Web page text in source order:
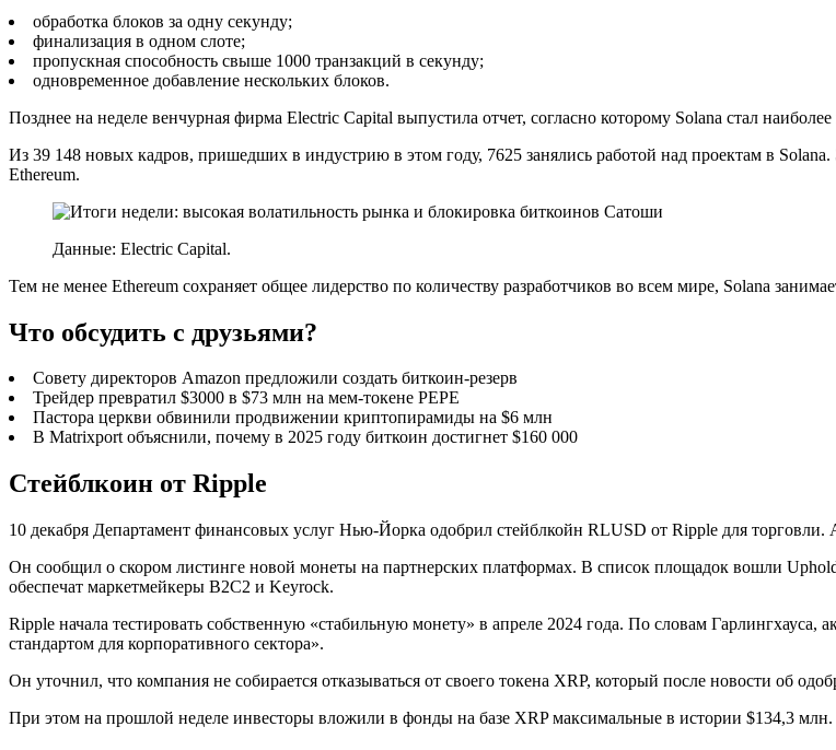
обработка блоков за одну секунду;
финализация в одном слоте;
пропускная способность свыше 1000 транзакций в секунду;
одновременное добавление нескольких блоков.
Позднее на неделе венчурная фирма Electric Capital выпустила отчет, согласно которому Solana стал
Из 39 148 новых кадров, пришедших в индустрию в этом году, 7625 занялись работой над проектам в Solana.
Ethereum.
Данные: Electric Capital.
Тем не менее Ethereum сохраняет общее лидерство по количеству разработчиков во всем мире, Solana
Что обсудить с друзьями?
Совету директоров Amazon предложили создать биткоин-резерв
Трейдер превратил $3000 в $73 млн на мем-токене PEPE
Пастора церкви обвинили продвижении криптопирамиды на $6 млн
В Matrixport объяснили, почему в 2025 году биткоин достигнет $160 000
Стейблкоин от Ripple
10 декабря Департамент финансовых услуг Нью-Йорка одобрил стейблкойн RLUSD от Ripple для торговли.
Он сообщил о скором листинге новой монеты на партнерских платформах. В список площадок вошли
обеспечат маркетмейкеры B2C2 и Keyrock.
Ripple начала тестировать собственную «стабильную монету» в апреле 2024 года. По словам
стандартом для корпоративного сектора».
Он уточнил, что компания не собирается отказываться от своего токена XRP, который после новости об
При этом на прошлой неделе инвесторы вложили в фонды на базе XRP максимальные в истории $134,3 млн.